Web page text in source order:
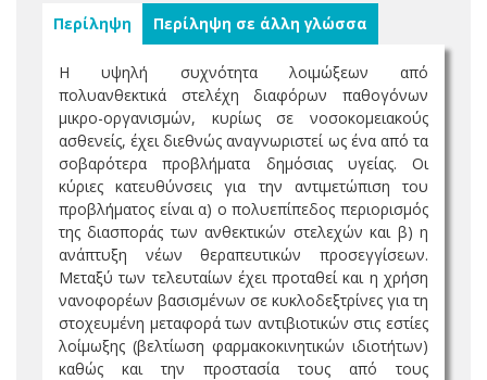
Περίληψη Περίληψη σε άλλη γλώσσα
Η υψηλή συχνότητα λοιμώξεων από
πολυανθεκτικά στελέχη διαφόρων παθογόνων
μικρο-οργανισμών, κυρίως σε νοσοκομειακούς
ασθενείς, έχει διεθνώς αναγνωριστεί ως ένα από τα
σοβαρότερα προβλήματα δημόσιας υγείας. Οι
κύριες κατευθύνσεις για την αντιμετώπιση του
προβλήματος είναι α) ο πολυεπίπεδος περιορισμός
της διασποράς των ανθεκτικών στελεχών και β) η
ανάπτυξη νέων θεραπευτικών προσεγγίσεων.
Μεταξύ των τελευταίων έχει προταθεί και η χρήση
νανοφορέων βασισμένων σε κυκλοδεξτρίνες για τη
στοχευμένη μεταφορά των αντιβιοτικών στις εστίες
λοίμωξης (βελτίωση φαρμακοκινητικών ιδιοτήτων)
καθώς και την προστασία τους από τους